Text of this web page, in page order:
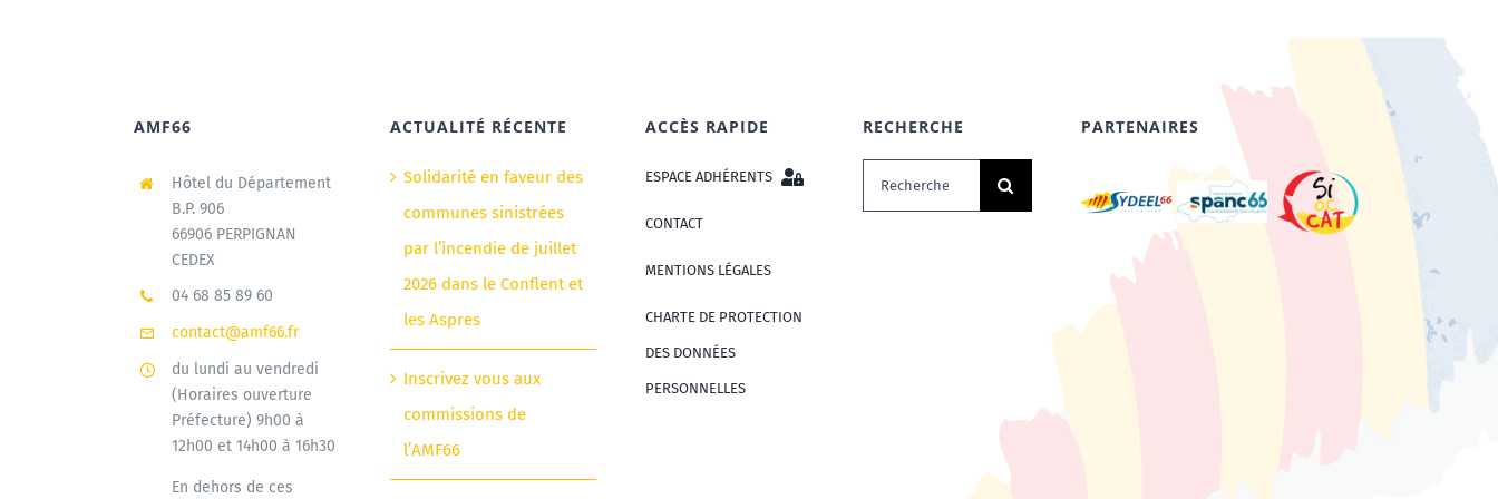
AMF66
Hôtel du Département
B.P. 906
66906 PERPIGNAN
CEDEX
04 68 85 89 60
contact@amf66.fr
du lundi au vendredi
(Horaires ouverture
Préfecture) 9h00 à
12h00 et 14h00 à 16h30
En dehors de ces
ACTUALITÉ RÉCENTE
Solidarité en faveur des
communes sinistrées
par l’incendie de juillet
2026 dans le Conflent et
les Aspres
Inscrivez vous aux
commissions de
l’AMF66
ACCÈS RAPIDE
ESPACE ADHÉRENTS
CONTACT
MENTIONS LÉGALES
CHARTE DE PROTECTION
DES DONNÉES
PERSONNELLES
RECHERCHE
Rechercher:
PARTENAIRES